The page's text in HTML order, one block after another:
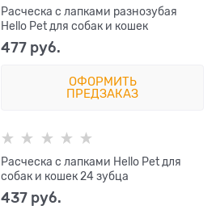
Расческа с лапками разнозубая
Hello Pet для собак и кошек
477 руб.
ОФОРМИТЬ
ПРЕДЗАКАЗ
Расческа с лапками Hello Pet для
собак и кошек 24 зубца
437 руб.